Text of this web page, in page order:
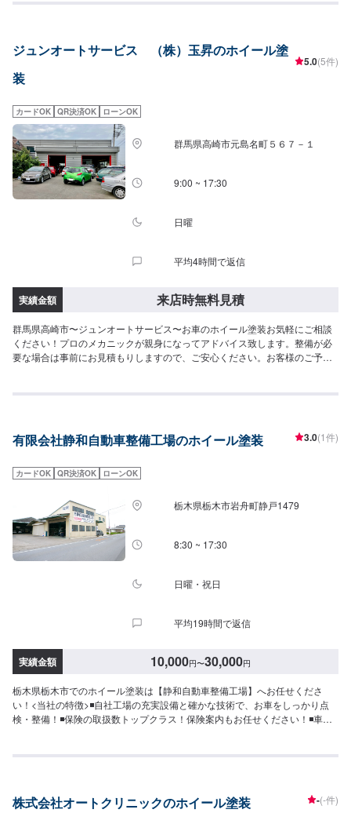
備にお時間かかる場合もご安心ください。代車のご用意いたします。
ジュンオートサービス （株）玉昇のホイール塗
装
5.0(5件)
カードOK QR決済OK ローンOK
群馬県高崎市元島名町５６７－１
9:00 ~ 17:30
日曜
平均4時間で返信
実績金額 来店時無料見積
群馬県高崎市〜ジュンオートサービス〜お車のホイール塗装お気軽にご相談
ください！プロのメカニックが親身になってアドバイス致します。整備が必
要な場合は事前にお見積もりしますので、ご安心ください。お客様のご予算
提案！✅コンピュータ診断機完備！【1】オファーにてお問い合わせ【2】お
駐車スペースは事務所前の空いているスペースに駐車してください。受付は
す。【定休日・営業時間】定休日：日・月曜日の祝日受付時間：9:00~18:00
有限会社静和自動車整備工場のホイール塗装 3.0(1件)
カードOK QR決済OK ローンOK
栃木県栃木市岩舟町静戸1479
8:30 ~ 17:30
日曜・祝日
平均19時間で返信
実績金額 10,000円〜30,000円
栃木県栃木市でのホイール塗装は【静和自動車整備工場】へお任せくださ
い！<当社の特徴>◾自社工場の充実設備と確かな技術で、お車をしっかり点
検・整備！◾保険の取扱数トップクラス！保険案内もお任せください！◾車の
時間があまり取れない…などのご相談もお気軽にどうぞ！【1】オファーにて
となります。納期は前後する場合がございます。予めご了承ください。-----代
株式会社オートクリニックのホイール塗装 -(-件)